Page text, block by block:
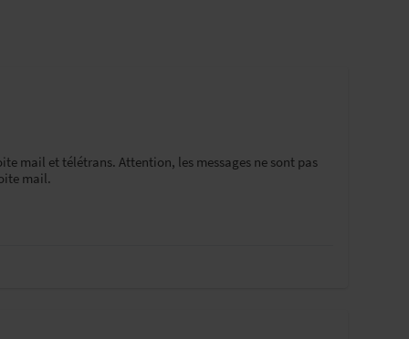
mail et télétrans. Attention, les messages ne sont pas
mail.